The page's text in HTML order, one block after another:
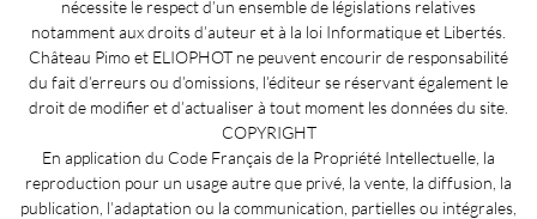
nécessite le respect d’un ensemble de législations relatives
notamment aux droits d’auteur et à la loi Informatique et Libertés.
Château Pimo et ELIOPHOT ne peuvent encourir de responsabilité
du fait d’erreurs ou d’omissions, l’éditeur se réservant également le
droit de modifier et d’actualiser à tout moment les données du site.
COPYRIGHT
En application du Code Français de la Propriété Intellectuelle, la
reproduction pour un usage autre que privé, la vente, la diffusion, la
publication, l’adaptation ou la communication, partielles ou intégrales,